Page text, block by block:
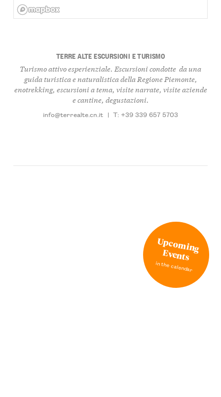
TERRE ALTE ESCURSIONI E TURISMO
Turismo attivo esperienziale. Escursioni condotte da una
guida turistica e naturalistica della Regione Piemonte,
enotrekking, escursioni a tema, visite narrate, visite aziende
e cantine, degustazioni.
info@terrealte.cn.it | T: +39 339 657 5703
Upcoming
Events
in the calendar